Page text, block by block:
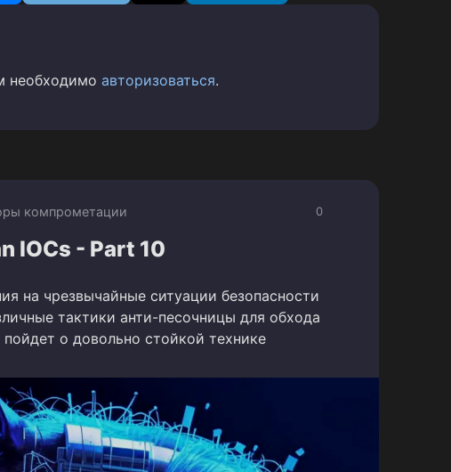
необходимо авторизоваться.
0
компрометации
IOCs - Part 10
на чрезвычайные ситуации безопасности
тактики анти-песочницы для обхода
о довольно стойкой технике